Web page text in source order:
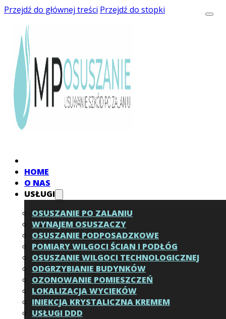
Przejdź do głównej treści Przejdź do stopki
HOME
O NAS
USŁUGI
OSUSZANIE PO ZALANIU
WYNAJEM OSUSZACZY
OSUSZANIE PODPOSADZKOWE
POMIARY WILGOCI ŚCIAN I PODŁÓG
OSUSZANIE WILGOCI TECHNOLOGICZNEJ
ODGRZYBIANIE BUDYNKÓW
OZONOWANIE POMIESZCZEŃ
LOKALIZACJA WYCIEKÓW
INIEKCJA KRYSTALICZNA KREMEM
USŁUGI DDD